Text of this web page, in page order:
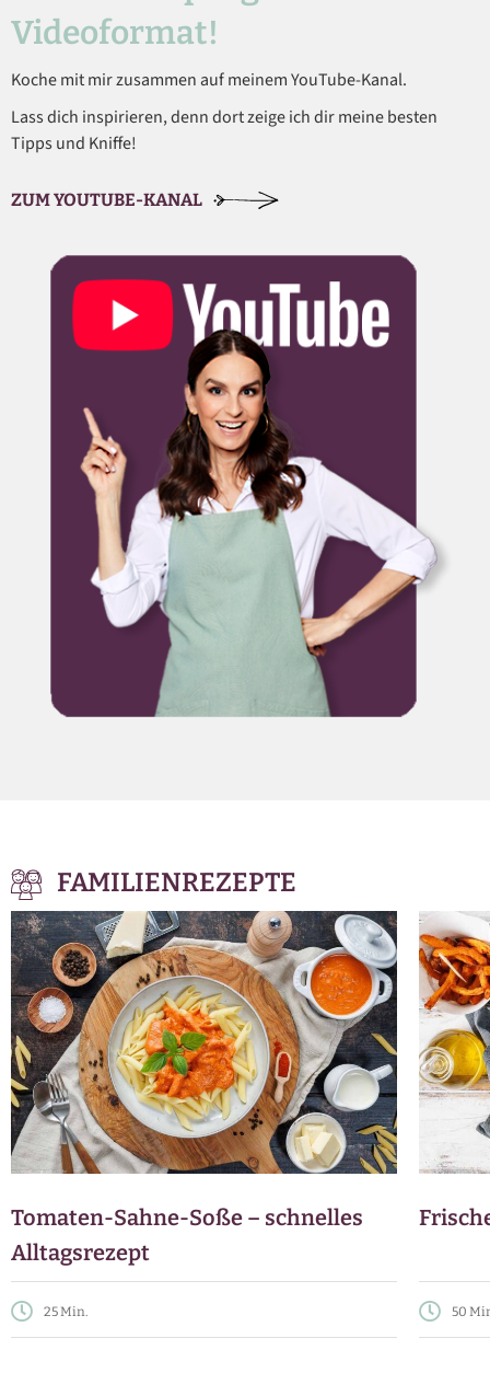
Videoformat!
Koche mit mir zusammen auf meinem YouTube-Kanal.
Lass dich inspirieren, denn dort zeige ich dir meine besten
Tipps und Kniffe!
ZUM YOUTUBE-KANAL
FAMILIENREZEPTE
Tomaten-Sahne-Soße – schnelles
Alltagsrezept
25 Min. 50